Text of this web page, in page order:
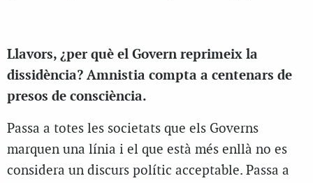
Llavors, ¿per què el Govern reprimeix la
dissidència? Amnistia compta a centenars de
presos de consciència.
Passa a totes les societats que els Governs
marquen una línia i el que està més enllà no es
considera un discurs polític acceptable. Passa a